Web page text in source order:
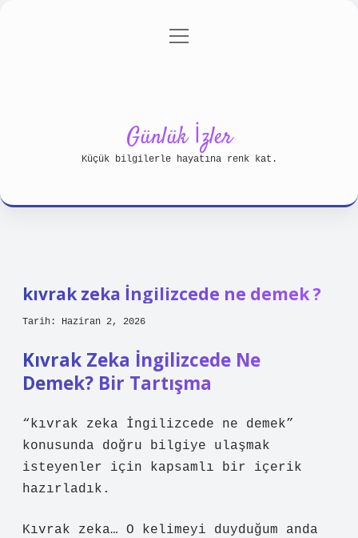
Gizlilik Politikası
menüyü
Günlük İzler
Küçük bilgilerle hayatına renk kat.
kıvrak zeka İngilizcede ne demek ?
Tarih: Haziran 2, 2026
Kıvrak Zeka İngilizcede Ne
Demek? Bir Tartışma
“kıvrak zeka İngilizcede ne demek”
konusunda doğru bilgiye ulaşmak
isteyenler için kapsamlı bir içerik
hazırladık.
Kıvrak zeka… O kelimeyi duyduğum anda